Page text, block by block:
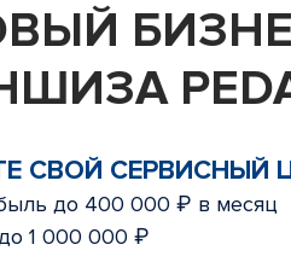
СВОЙ СЕРВИСНЫЙ
до 400 000 ₽ в месяц
1 000 000 ₽